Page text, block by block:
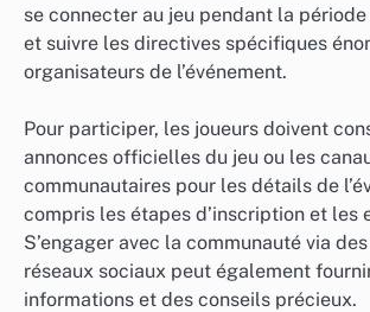
se connecter au jeu pendant la période
et suivre les directives spécifiques
organisateurs de l’événement.
Pour participer, les joueurs doivent
annonces officielles du jeu ou les
communautaires pour les détails de
compris les étapes d’inscription et les
S’engager avec la communauté via
réseaux sociaux peut également
informations et des conseils précieux.